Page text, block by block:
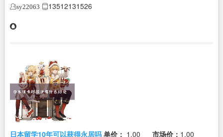
sy22063 13512131526
日本留学10年可以获得永居吗 单价： 1.00 市场价： 1.00